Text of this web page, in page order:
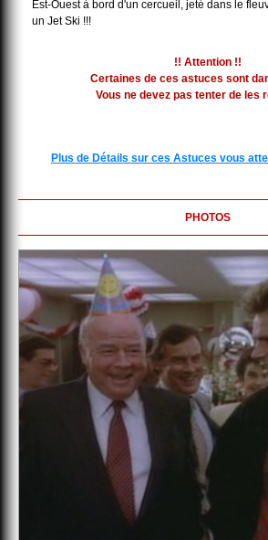
Est-Ouest à bord d'un cercueil, jeté dans le
un Jet Ski !!!
!! Attention !!
Certaines de ces astuces sont
Vous ne devez pas tenter de les
Plus de Détails sur ces Astuces vous
PHOTOS